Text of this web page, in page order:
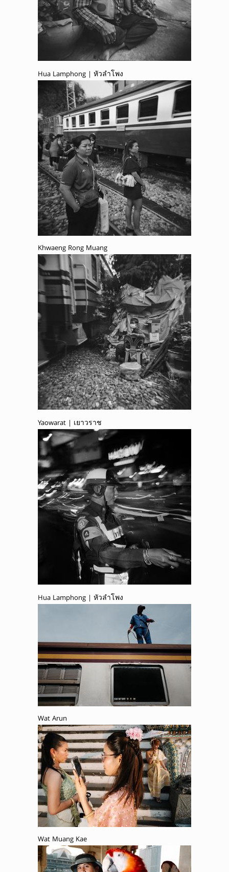
Hua Lamphong | หัวลำโพง
Khwaeng Rong Muang
Yaowarat | เยาวราช
Hua Lamphong | หัวลำโพง
Wat Arun
Wat Muang Kae